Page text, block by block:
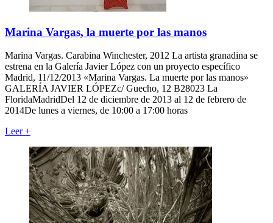
Marina Vargas, la muerte por las manos
Marina Vargas. Carabina Winchester, 2012 La artista granadina se
estrena en la Galería Javier López con un proyecto específico
Madrid, 11/12/2013 «Marina Vargas. La muerte por las manos»
GALERÍA JAVIER LÓPEZc/ Guecho, 12 B28023 La
FloridaMadridDel 12 de diciembre de 2013 al 12 de febrero de
2014De lunes a viernes, de 10:00 a 17:00 horas
Leer+